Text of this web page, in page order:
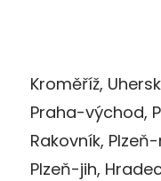
Kroměříž,
Praha-východ,
Rakovník,
Plzeň-jih,